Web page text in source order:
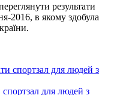
результати
2016, в якому здобула
для людей з